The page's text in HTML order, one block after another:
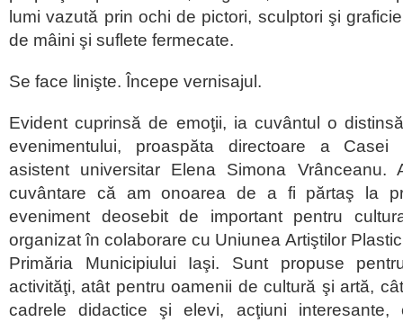
lumi vazută prin ochi de pictori, sculptori şi
de mâini şi suflete fermecate.
Se face linişte. Începe vernisajul.
Evident cuprinsă de emoţii, ia cuvântul o
evenimentului, proaspăta directoare a Casei
asistent universitar Elena Simona Vrânceanu.
cuvântare că am onoarea de a fi părtaş la
eveniment deosebit de important pentru
organizat în colaborare cu Uniunea Artiştilor
Primăria Municipiului Iaşi. Sunt propuse
activităţi, atât pentru oamenii de cultură şi artă,
cadrele didactice şi elevi, acţiuni interesante,